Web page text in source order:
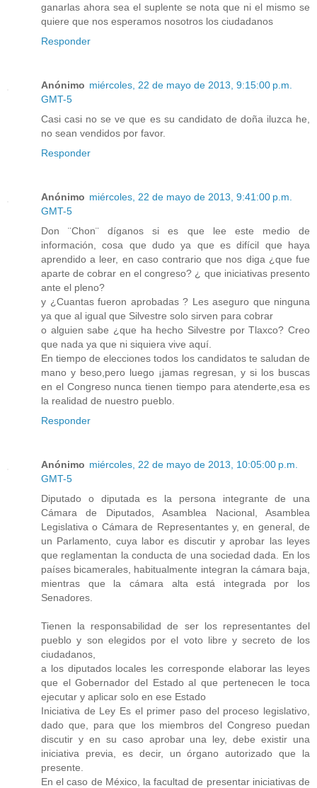
ganarlas ahora sea el suplente se nota que ni el mismo se
quiere que nos esperamos nosotros los ciudadanos
Responder
Anónimo miércoles, 22 de mayo de 2013, 9:15:00 p.m.
GMT-5
Casi casi no se ve que es su candidato de doña iluzca he,
no sean vendidos por favor.
Responder
Anónimo miércoles, 22 de mayo de 2013, 9:41:00 p.m.
GMT-5
Don ¨Chon¨ díganos si es que lee este medio de
información, cosa que dudo ya que es difícil que haya
aprendido a leer, en caso contrario que nos diga ¿que fue
aparte de cobrar en el congreso? ¿ que iniciativas presento
ante el pleno?
y ¿Cuantas fueron aprobadas ? Les aseguro que ninguna
ya que al igual que Silvestre solo sirven para cobrar
o alguien sabe ¿que ha hecho Silvestre por Tlaxco? Creo
que nada ya que ni siquiera vive aquí.
En tiempo de elecciones todos los candidatos te saludan de
mano y beso,pero luego ¡jamas regresan, y si los buscas
en el Congreso nunca tienen tiempo para atenderte,esa es
la realidad de nuestro pueblo.
Responder
Anónimo miércoles, 22 de mayo de 2013, 10:05:00 p.m.
GMT-5
Diputado o diputada es la persona integrante de una
Cámara de Diputados, Asamblea Nacional, Asamblea
Legislativa o Cámara de Representantes y, en general, de
un Parlamento, cuya labor es discutir y aprobar las leyes
que reglamentan la conducta de una sociedad dada. En los
países bicamerales, habitualmente integran la cámara baja,
mientras que la cámara alta está integrada por los
Senadores.
Tienen la responsabilidad de ser los representantes del
pueblo y son elegidos por el voto libre y secreto de los
ciudadanos,
a los diputados locales les corresponde elaborar las leyes
que el Gobernador del Estado al que pertenecen le toca
ejecutar y aplicar solo en ese Estado
Iniciativa de Ley Es el primer paso del proceso legislativo,
dado que, para que los miembros del Congreso puedan
discutir y en su caso aprobar una ley, debe existir una
iniciativa previa, es decir, un órgano autorizado que la
presente.
En el caso de México, la facultad de presentar iniciativas de